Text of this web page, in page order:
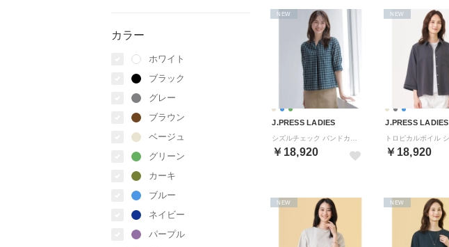
カラー
ホワイト
ブラック
グレー
ブラウン
ベージュ
グリーン
カーキ
ブルー
ネイビー
パープル
J.PRESS LADIES
￥18,920
NEW
J.PRESS LADIES
￥18,920
NEW
NEW NEW